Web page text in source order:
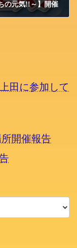
の元気!!～】開催
田に参加して
開催報告